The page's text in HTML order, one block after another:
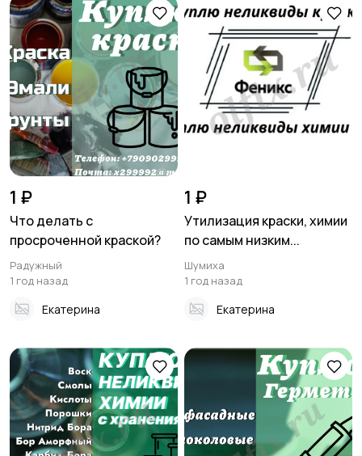
1 ₽
Что делать с
просроченной краской?
Радужный
1 год назад
Екатерина
1 ₽
Утилизация краски, химии
по самым низким...
Шумиха
1 год назад
Екатерина